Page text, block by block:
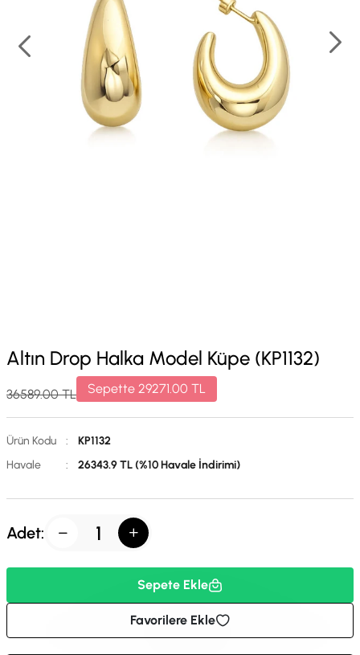
Altın Drop Halka Model Küpe (KP1132)
36589.00TL Sepette 29271.00 TL
Ürün Kodu :
KP1132
Havale
: 26343.9 TL (%10 Havale İndirimi)
Adet:
Sepete Ekle
Favorilere Ekle